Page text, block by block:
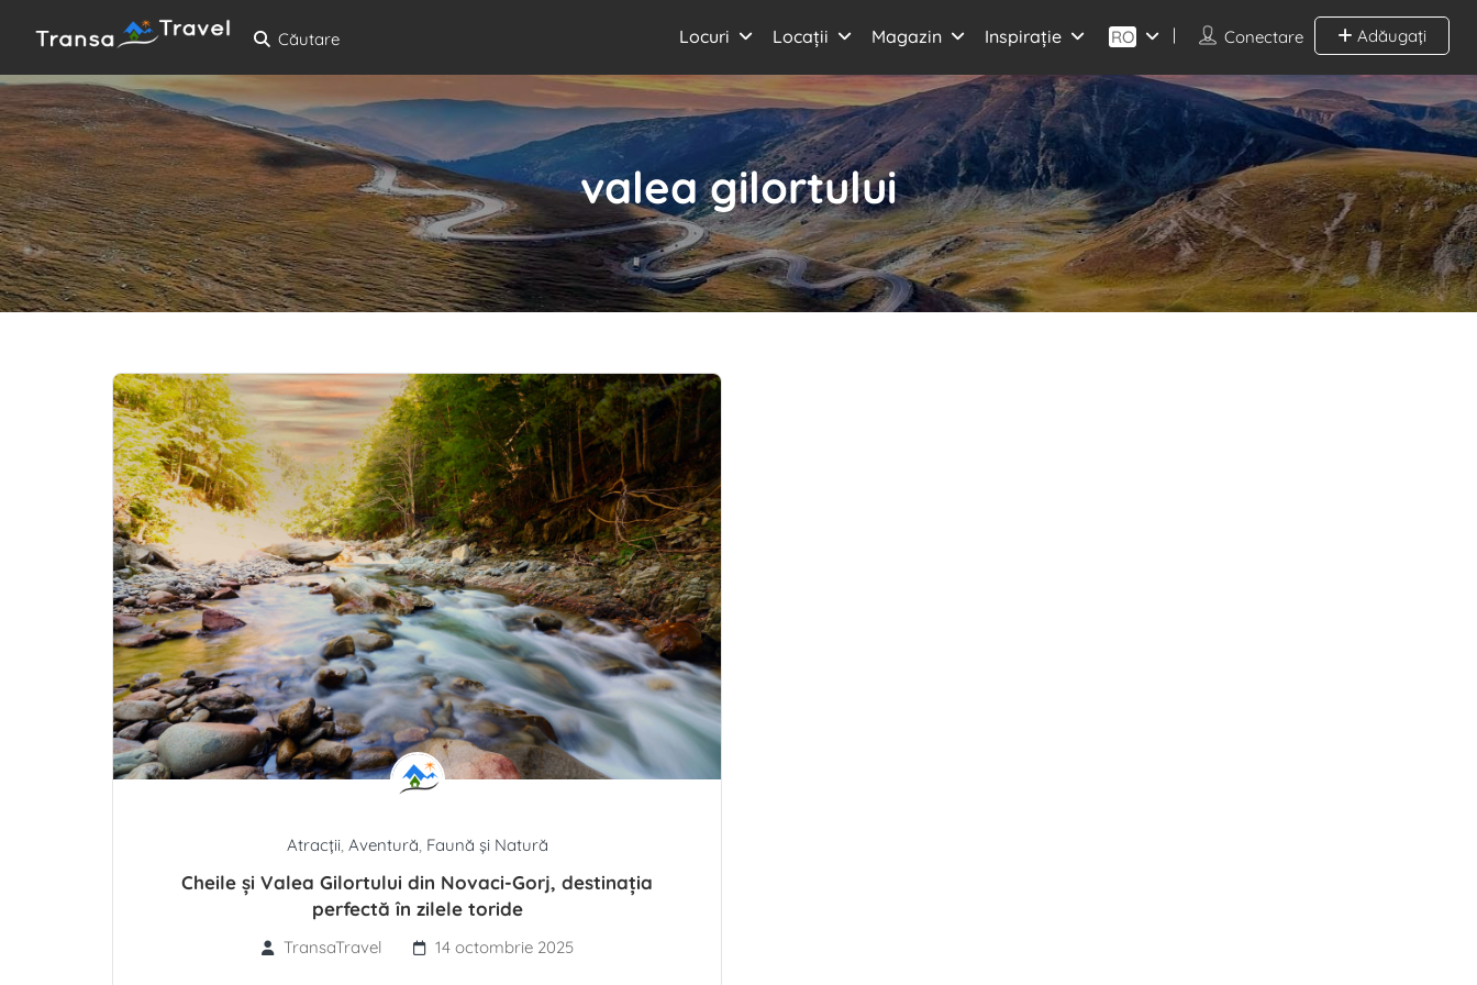
Căutare Conectare Adăugați
Locuri Locații Magazin Inspirație RO
valea gilortului
Atracții, Aventură Faună și Natură
Cheile și Valea Gilortului din Novaci-Gorj, destinația
perfectă în zilele toride
TransaTravel 14 octombrie 2025